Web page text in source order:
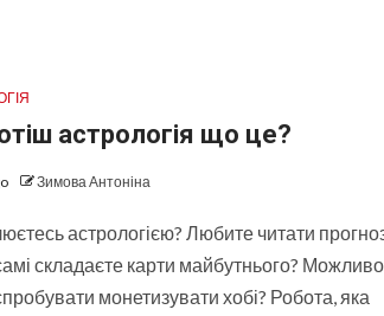
астрологія що це?
Зимова Антоніна
астрологією? Любите читати
складаєте карти майбутнього?
монетизувати хобі? Робота, яка